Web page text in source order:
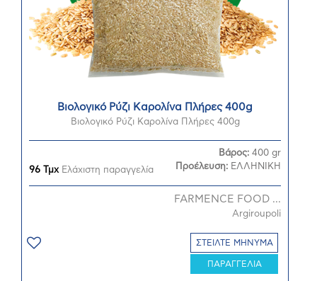
Βιολογικό Ρύζι Καρολίνα Πλήρες 400g
Βιολογικό Ρύζι Καρολίνα Πλήρες 400g
96 ΤμχΕλάχιστη παραγγελία
Βάρος: 400 gr
Προέλευση: ΕΛΛΗΝΙΚΗ
FARMENCE FOOD ...
Argiroupoli
ΣΤΕΙΛΤΕ ΜΗΝΥΜΑ
ΠΑΡΑΓΓΕΛΙΑ